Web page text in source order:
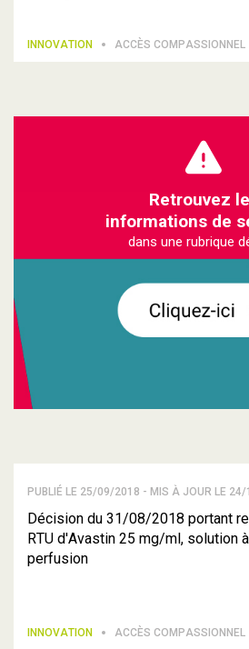
INNOVATION ACCÈS COMPASSIONNEL
Retrouvez
informations de
dans une rubrique
PUBLIÉ LE 25/09/2018 - MIS À JOUR LE
Décision du 31/08/2018 portant
RTU d'Avastin 25 mg/ml, solution
perfusion
INNOVATION ACCÈS COMPASSIONNEL